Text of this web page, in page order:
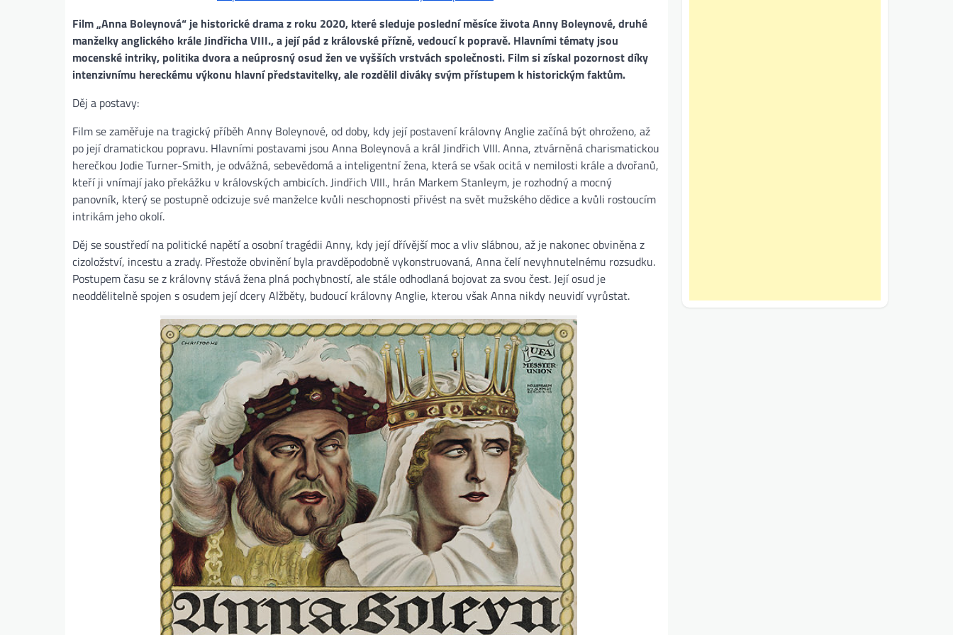
Film „Anna Boleynová“ je historické drama z roku 2020, které sleduje poslední měsíce života Anny Boleynové, druhé
manželky anglického krále Jindřicha VIII., a její pád z královské přízně, vedoucí k popravě. Hlavními tématy jsou
mocenské intriky, politika dvora a neúprosný osud žen ve vyšších vrstvách společnosti. Film si získal pozornost díky
intenzivnímu hereckému výkonu hlavní představitelky, ale rozdělil diváky svým přístupem k historickým faktům.
Děj a postavy:
Film se zaměřuje na tragický příběh Anny Boleynové, od doby, kdy její postavení královny Anglie začíná být ohroženo, až
po její dramatickou popravu. Hlavními postavami jsou Anna Boleynová a král Jindřich VIII. Anna, ztvárněná charismatickou
herečkou Jodie Turner-Smith, je odvážná, sebevědomá a inteligentní žena, která se však ocitá v nemilosti krále a dvořanů,
kteří ji vnímají jako překážku v královských ambicích. Jindřich VIII., hrán Markem Stanleym, je rozhodný a mocný
panovník, který se postupně odcizuje své manželce kvůli neschopnosti přivést na svět mužského dědice a kvůli rostoucím
intrikám jeho okolí.
Děj se soustředí na politické napětí a osobní tragédii Anny, kdy její dřívější moc a vliv slábnou, až je nakonec obviněna z
cizoložství, incestu a zrady. Přestože obvinění byla pravděpodobně vykonstruovaná, Anna čelí nevyhnutelnému rozsudku.
Postupem času se z královny stává žena plná pochybností, ale stále odhodlaná bojovat za svou čest. Její osud je
neoddělitelně spojen s osudem její dcery Alžběty, budoucí královny Anglie, kterou však Anna nikdy neuvidí vyrůstat.